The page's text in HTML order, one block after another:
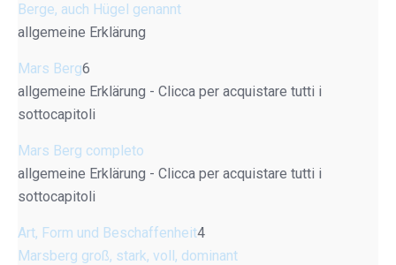
Berge, auch Hügel genannt
allgemeine Erklärung
Mars Berg6
allgemeine Erklärung - Clicca per acquistare tutti i
sottocapitoli
Mars Berg completo
allgemeine Erklärung - Clicca per acquistare tutti i
sottocapitoli
Art, Form und Beschaffenheit4
Marsberg groß, stark, voll, dominant